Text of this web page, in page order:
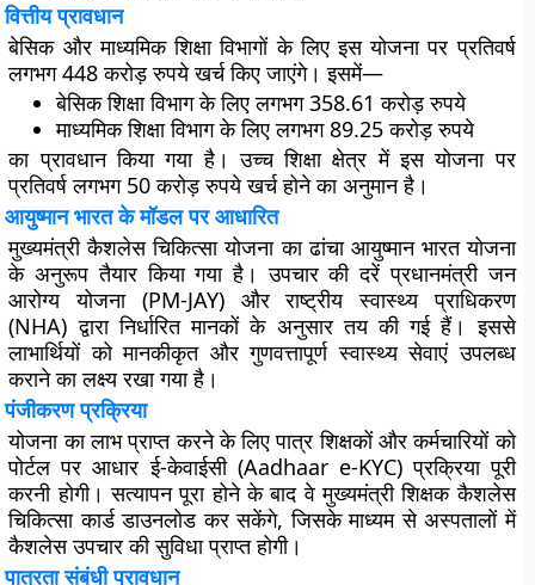
वित्तीय प्रावधान
बेसिक और माध्यमिक शिक्षा विभागों के लिए इस योजना पर प्रतिवर्ष
लगभग 448 करोड़ रुपये खर्च किए जाएंगे। इसमें—
बेसिक शिक्षा विभाग के लिए लगभग 358.61 करोड़ रुपये
माध्यमिक शिक्षा विभाग के लिए लगभग 89.25 करोड़ रुपये
का प्रावधान किया गया है। उच्च शिक्षा क्षेत्र में इस योजना पर
प्रतिवर्ष लगभग 50 करोड़ रुपये खर्च होने का अनुमान है।
आयुष्मान भारत के मॉडल पर आधारित
मुख्यमंत्री कैशलेस चिकित्सा योजना का ढांचा आयुष्मान भारत योजना
के अनुरूप तैयार किया गया है। उपचार की दरें प्रधानमंत्री जन
आरोग्य योजना (PM-JAY) और राष्ट्रीय स्वास्थ्य प्राधिकरण
(NHA) द्वारा निर्धारित मानकों के अनुसार तय की गई हैं। इससे
लाभार्थियों को मानकीकृत और गुणवत्तापूर्ण स्वास्थ्य सेवाएं उपलब्ध
कराने का लक्ष्य रखा गया है।
पंजीकरण प्रक्रिया
योजना का लाभ प्राप्त करने के लिए पात्र शिक्षकों और कर्मचारियों को
पोर्टल पर आधार ई-केवाईसी (Aadhaar e-KYC) प्रक्रिया पूरी
करनी होगी। सत्यापन पूरा होने के बाद वे मुख्यमंत्री शिक्षक कैशलेस
चिकित्सा कार्ड डाउनलोड कर सकेंगे, जिसके माध्यम से अस्पतालों में
कैशलेस उपचार की सुविधा प्राप्त होगी।
पात्रता संबंधी प्रावधान